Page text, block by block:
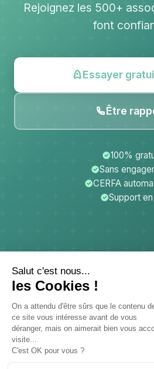
Rejoignez les 500+
font
Essayer
Être
100%
Sans
CERFA
Support en
DonateursMentions légales
Support